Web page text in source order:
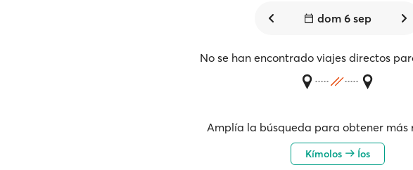
dom 6 sep
No se han encontrado viajes directos
Amplía la búsqueda para obtener más
Kímolos Íos